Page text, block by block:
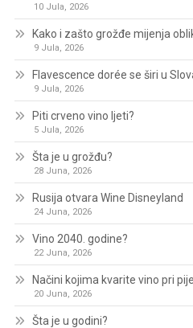
10 Jula, 2026
Kako i zašto grožđe mijenja
9 Jula, 2026
Flavescence dorée se širi u
9 Jula, 2026
Piti crveno vino ljeti?
5 Jula, 2026
Šta je u grožđu?
28 Juna, 2026
Rusija otvara Wine Disneyland
24 Juna, 2026
Vino 2040. godine?
22 Juna, 2026
Načini kojima kvarite vino pri
20 Juna, 2026
Šta je u godini?